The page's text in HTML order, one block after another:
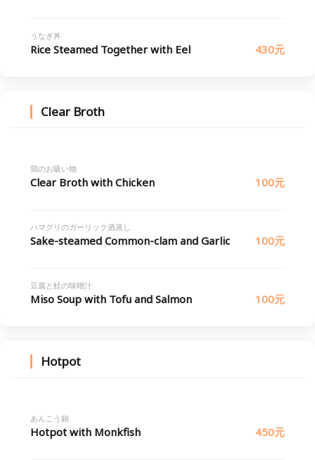
うなぎ丼
Rice Steamed Together with Eel 430元
Clear Broth
鶏のお吸い物
Clear Broth with Chicken 100元
ハマグリのガーリック酒蒸し
Sake-steamed Common-clam and Garlic 100元
豆腐と鮭の味噌汁
Miso Soup with Tofu and Salmon 100元
Hotpot
あんこう鍋
Hotpot with Monkfish 450元